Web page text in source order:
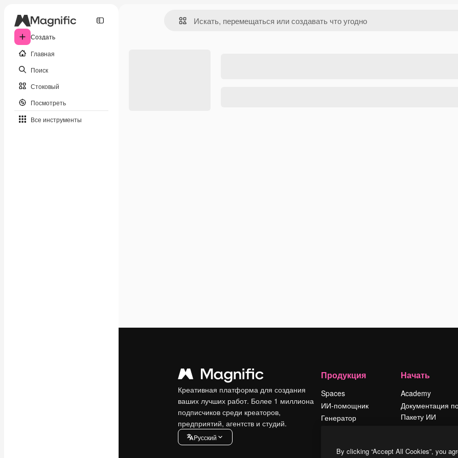
Создать
Главная
Поиск
Стоковый
Посмотреть
Все инструменты
Креативная платформа для создания
ваших лучших работ. Более 1 миллиона
подписчиков среди креаторов,
предприятий, агентств и студий.
Pусский
Продукция
Spaces
ИИ-помощник
Генератор
Начать
Academy
Документация
Пакету ИИ
Условия и
By clicking “Accept All Cookies”, you